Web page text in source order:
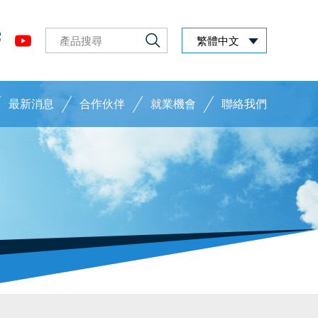
繁體中文
最新消息 合作伙伴 就業機會 聯絡我們